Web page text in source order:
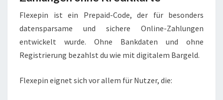
Flexepin ist ein Prepaid-Code, der für besonders
datensparsame und sichere Online-Zahlungen
entwickelt wurde. Ohne Bankdaten und ohne
Registrierung bezahlst du wie mit digitalem Bargeld.
Flexepin eignet sich vor allem für Nutzer, die: